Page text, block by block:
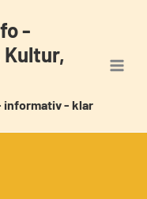
-
informativ - klar